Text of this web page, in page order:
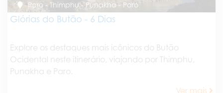
Paro - Thimphu - Punakha - Paro
Glórias do Butão - 6 Dias
Explore os destaques mais icônicos do Butão
Ocidental neste itinerário, viajando por Thimphu,
Punakha e Paro.
Ver mais